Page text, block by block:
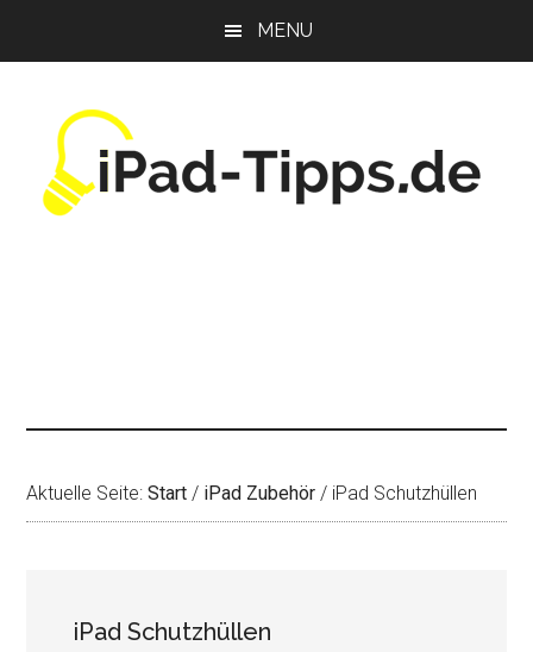
MENU
Aktuelle Seite:Start / iPad Zubehör / iPad Schutzhüllen
iPad Schutzhüllen